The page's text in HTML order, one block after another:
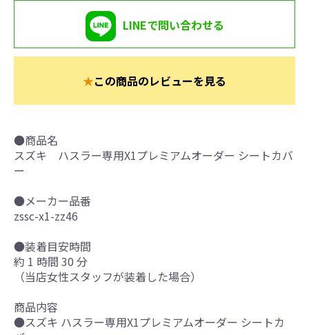
LINEで問い合わせる
★この商品のレビューを見る
●商品名
スズキ ハスラー専用X1プレミアムオーダー シートカバ
ー
●メーカー品番
zssc-x1-zz46
●装着目安時間
約 1 時間 30 分
（当店女性スタッフが装着した場合）
商品内容
●スズキ ハスラー専用X1プレミアムオーダー シートカ